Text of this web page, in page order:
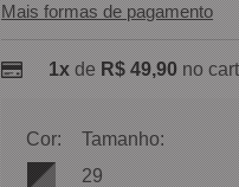
Mais formas de pagamento
1xdeR$ 49,90 no
Cor:
Tamanho:
29